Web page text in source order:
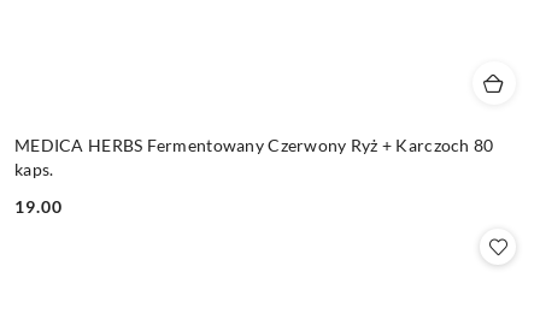
MEDICA HERBS Fermentowany Czerwony Ryż + Karczoch 80
kaps.
Cena:
19.00